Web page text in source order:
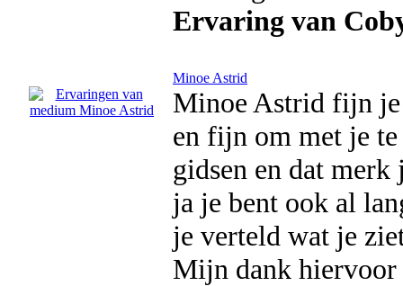
Ervaring van
Minoe Astrid
Minoe Astrid fijn je
en fijn om met je
gidsen en dat merk
ja je bent ook al
je verteld wat je
Mijn dank hiervoor